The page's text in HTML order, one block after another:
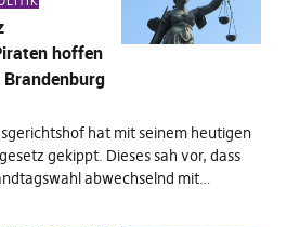
hoffen
hat mit seinem heutigen
gekippt. Dieses sah vor, dass
abwechselnd mit…